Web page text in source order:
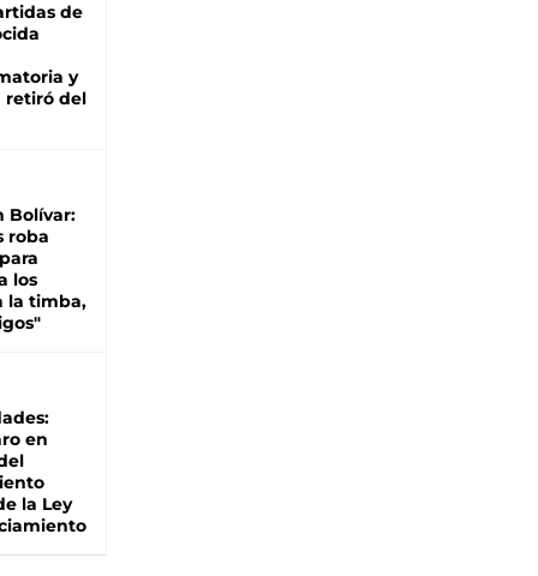
de
y
retiró del
Bolívar:
roba
los
la timba,
en
la Ley